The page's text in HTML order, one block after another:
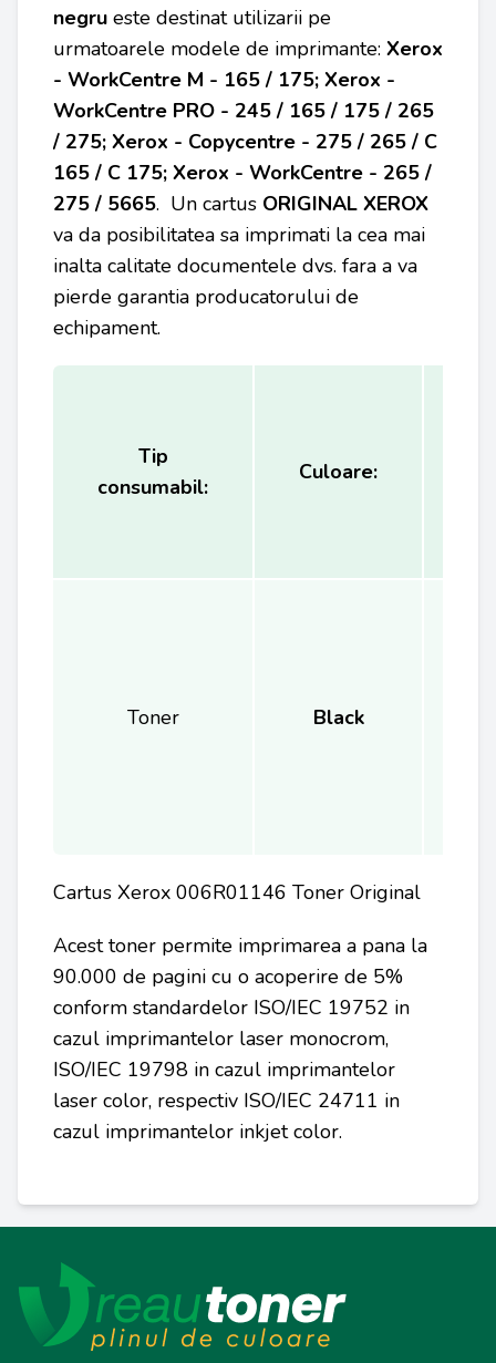
negru este destinat utilizarii pe
urmatoarele modele de imprimante: Xerox
- WorkCentre M - 165 / 175; Xerox -
WorkCentre PRO - 245 / 165 / 175 / 265
/ 275; Xerox - Copycentre - 275 / 265 / C
165 / C 175; Xerox - WorkCentre - 265 /
275 / 5665. Un cartus ORIGINAL XEROX
va da posibilitatea sa imprimati la cea mai
inalta calitate documentele dvs. fara a va
pierde garantia producatorului de
echipament.
Tip
consumabil:
Culoare:
Toner Black
Cartus Xerox 006R01146 Toner Original
Acest toner permite imprimarea a pana la
90.000 de pagini cu o acoperire de 5%
conform standardelor ISO/IEC 19752 in
cazul imprimantelor laser monocrom,
ISO/IEC 19798 in cazul imprimantelor
laser color, respectiv ISO/IEC 24711 in
cazul imprimantelor inkjet color.